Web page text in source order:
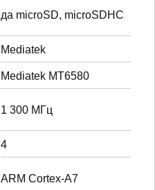
да microSD, microSDHC
Mediatek
Mediatek MT6580
1 300 МГц
4
ARM Cortex-A7